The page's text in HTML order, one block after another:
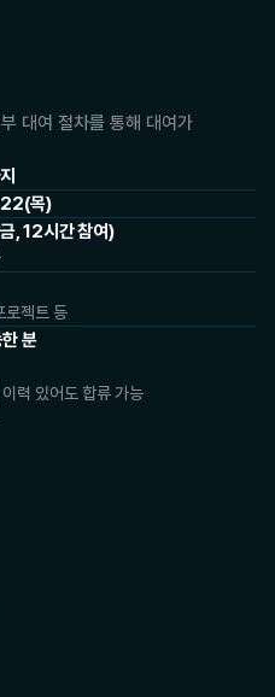
대여 절차를 통해 대여가
목)
, 12시간 참여)
로젝트 등
분
력 있어도 합류 가능